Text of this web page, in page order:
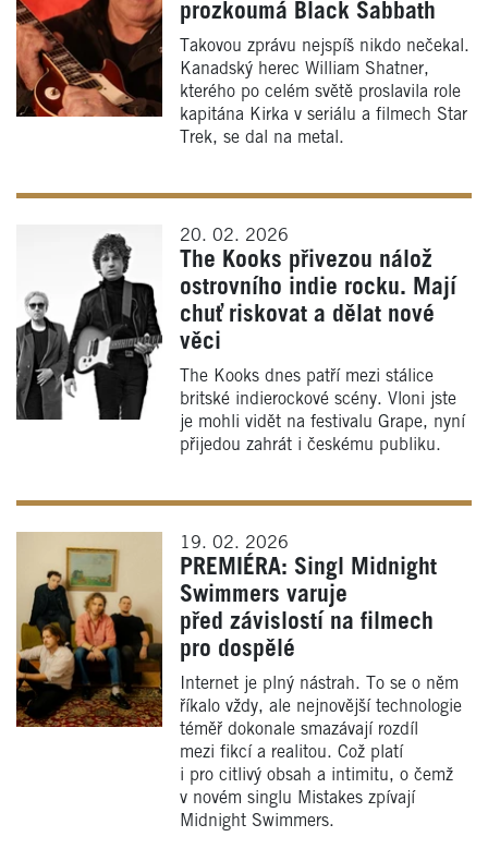
prozkoumá Black Sabbath
Takovou zprávu nejspíš nikdo nečekal.
Kanadský herec William Shatner,
kterého po celém světě proslavila role
kapitána Kirka v seriálu a filmech Star
Trek, se dal na metal.
20. 02. 2026
The Kooks přivezou nálož
ostrovního indie rocku. Mají
chuť riskovat a dělat nové
věci
The Kooks dnes patří mezi stálice
britské indierockové scény. Vloni jste
je mohli vidět na festivalu Grape, nyní
přijedou zahrát i českému publiku.
19. 02. 2026
PREMIÉRA: Singl Midnight
Swimmers varuje
před závislostí na filmech
pro dospělé
Internet je plný nástrah. To se o něm
říkalo vždy, ale nejnovější technologie
téměř dokonale smazávají rozdíl
mezi fikcí a realitou. Což platí
i pro citlivý obsah a intimitu, o čemž
v novém singlu Mistakes zpívají
Midnight Swimmers.